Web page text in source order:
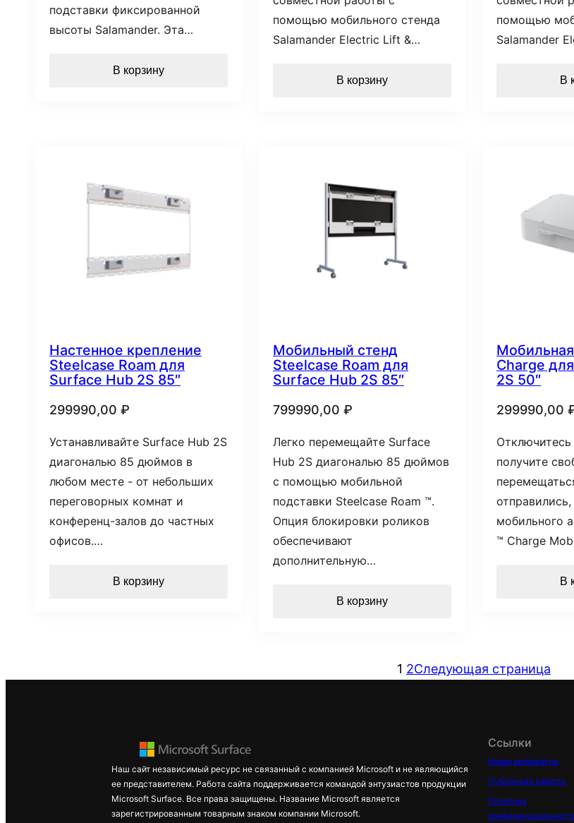
подставки фиксированной
высоты Salamander. Эта…
В корзину
помощью мобильного стенда
Salamander Electric Lift &…
В корзину
помощью
Salamander
В
Настенное крепление
Steelcase Roam для
Surface Hub 2S 85″
299990,00 ₽
Устанавливайте Surface Hub 2S
диагональю 85 дюймов в
любом месте - от небольших
переговорных комнат и
конференц-залов до частных
офисов.…
В корзину
Мобильный стенд
Steelcase Roam для
Surface Hub 2S 85″
799990,00 ₽
Легко перемещайте Surface
Hub 2S диагональю 85 дюймов
с помощью мобильной
подставки Steelcase Roam ™.
Опция блокировки роликов
обеспечивают
дополнительную…
В корзину
Charge
2S 50″
299990,00
получите
мобильного
™ Charge
В
1 2Следующая страница
Наш сайт независимый ресурс не связанный с компанией Microsoft и не являющийся
ее представителем. Работа сайта поддерживается командой энтузиастов продукции
Microsoft Surface. Все права защищены. Название Microsoft является
зарегистрированным товарным знаком компании Microsoft.
Ссылки
Наши реквизиты
Публичная оферта
Политика